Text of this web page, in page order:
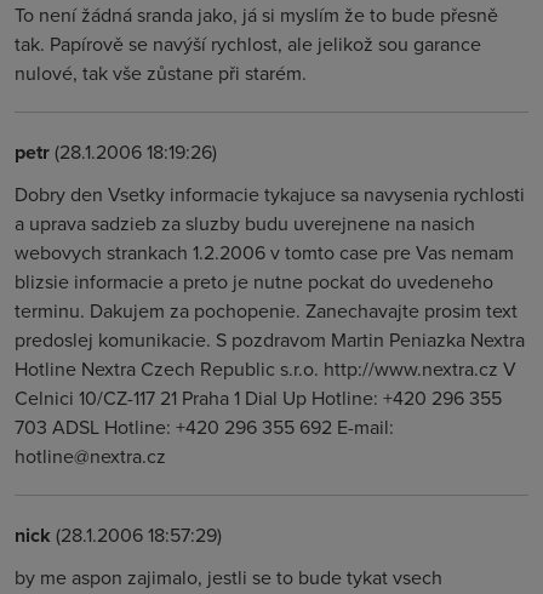
To není žádná sranda jako, já si myslím že to bude přesně
tak. Papírově se navýší rychlost, ale jelikož sou garance
nulové, tak vše zůstane při starém.
petr(28.1.2006 18:19:26)
Dobry den Vsetky informacie tykajuce sa navysenia rychlosti
a uprava sadzieb za sluzby budu uverejnene na nasich
webovych strankach 1.2.2006 v tomto case pre Vas nemam
blizsie informacie a preto je nutne pockat do uvedeneho
terminu. Dakujem za pochopenie. Zanechavajte prosim text
predoslej komunikacie. S pozdravom Martin Peniazka Nextra
Hotline Nextra Czech Republic s.r.o. http://www.nextra.cz V
Celnici 10/CZ-117 21 Praha 1 Dial Up Hotline: +420 296 355
703 ADSL Hotline: +420 296 355 692 E-mail:
hotline@nextra.cz
nick (28.1.2006 18:57:29)
by me aspon zajimalo, jestli se to bude tykat vsech